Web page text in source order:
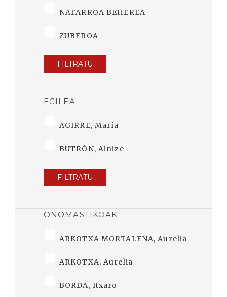
NAFARROA BEHEREA
ZUBEROA
FILTRATU
EGILEA
AGIRRE, María
BUTRÓN, Ainize
FILTRATU
ONOMASTIKOAK
ARKOTXA MORTALENA, Aurelia
ARKOTXA, Aurelia
BORDA, Itxaro